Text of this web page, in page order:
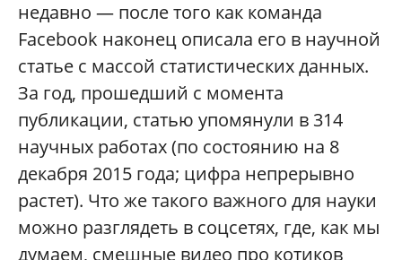
недавно — после того как команда
Facebook наконец описала его в научной
статье с массой статистических данных.
За год, прошедший с момента
публикации, статью упомянули в 314
научных работах (по состоянию на 8
декабря 2015 года; цифра непрерывно
растет). Что же такого важного для науки
можно разглядеть в соцсетях, где, как мы
думаем, смешные видео про котиков